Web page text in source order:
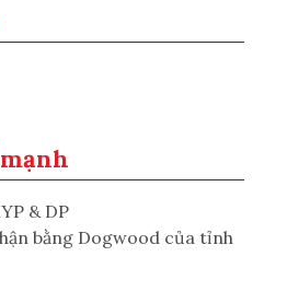
& DP
bằng Dogwood của tỉnh